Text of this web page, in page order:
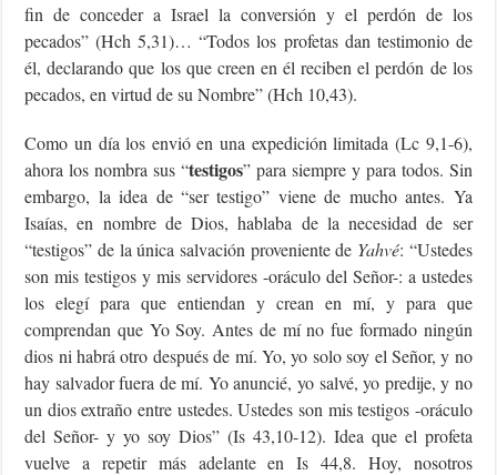
fin de conceder a Israel la conversión y el perdón de los
pecados” (Hch 5,31)… “Todos los profetas dan testimonio de
él, declarando que los que creen en él reciben el perdón de los
pecados, en virtud de su Nombre” (Hch 10,43).
Como un día los envió en una expedición limitada (Lc 9,1-6),
ahora los nombra sus “testigos” para siempre y para todos. Sin
embargo, la idea de “ser testigo” viene de mucho antes. Ya
Isaías, en nombre de Dios, hablaba de la necesidad de ser
“testigos” de la única salvación proveniente de Yahvé: “Ustedes
son mis testigos y mis servidores -oráculo del Señor-: a ustedes
los elegí para que entiendan y crean en mí, y para que
comprendan que Yo Soy. Antes de mí no fue formado ningún
dios ni habrá otro después de mí. Yo, yo solo soy el Señor, y no
hay salvador fuera de mí. Yo anuncié, yo salvé, yo predije, y no
un dios extraño entre ustedes. Ustedes son mis testigos -oráculo
del Señor- y yo soy Dios” (Is 43,10-12). Idea que el profeta
vuelve a repetir más adelante en Is 44,8. Hoy, nosotros